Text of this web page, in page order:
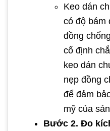
Keo dán
có độ bám
đồng
cố định
keo dán
nẹp đồng
để đảm
mỹ của
Bước 2. Đo